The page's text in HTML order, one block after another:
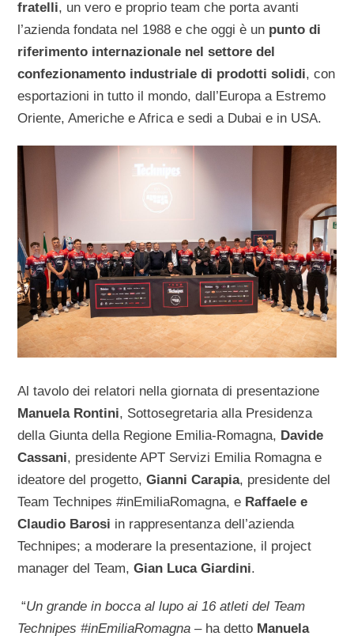
fratelli, un vero e proprio team che porta avanti
l’azienda fondata nel 1988 e che oggi è un punto di
riferimento internazionale nel settore del
confezionamento industriale di prodotti solidi, con
esportazioni in tutto il mondo, dall’Europa a Estremo
Oriente, Americhe e Africa e sedi a Dubai e in USA.
Al tavolo dei relatori nella giornata di presentazione
Manuela Rontini, Sottosegretaria alla Presidenza
della Giunta della Regione Emilia-Romagna, Davide
Cassani, presidente APT Servizi Emilia Romagna e
ideatore del progetto,Gianni Carapia, presidente del
Team Technipes #inEmiliaRomagna, e Raffaele e
Claudio Barosi in rappresentanza dell’azienda
Technipes; a moderare la presentazione, il project
manager del Team,Gian Luca Giardini.
“Un grande in bocca al lupo ai 16 atleti del Team
Technipes #inEmiliaRomagna –ha detto Manuela